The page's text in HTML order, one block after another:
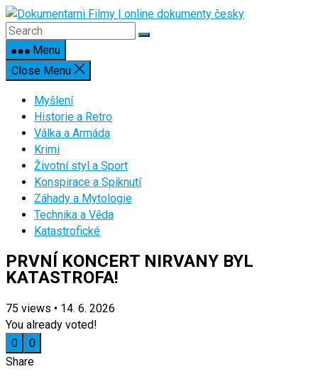
Skip
to
contentMenu
Close Menu
Myšlení
Historie a Retro
Válka a Armáda
Krimi
Životní styl a Sport
Konspirace a Spiknutí
Záhady a Mytologie
Technika a Věda
Katastrofické
PRVNÍ KONCERT NIRVANY BYL
KATASTROFA!
75 views • 14. 6. 2026
You already voted!
0
0
Share